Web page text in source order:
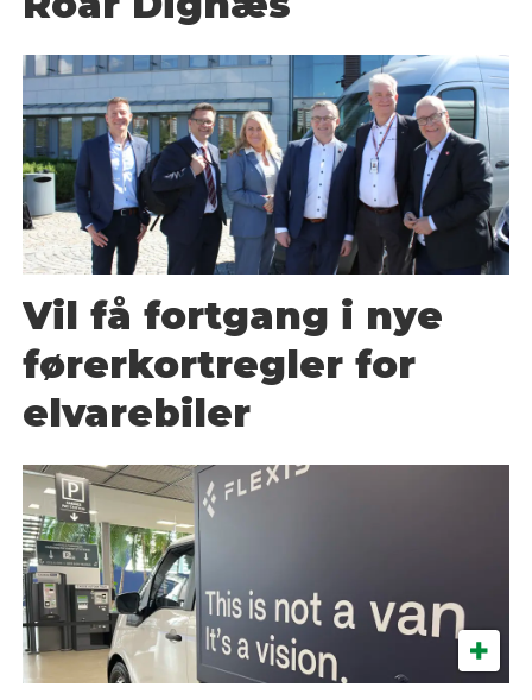
Vil få fortgang i nye
førerkortregler for
elvarebiler